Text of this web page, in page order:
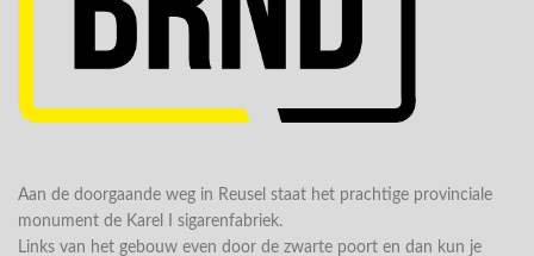
Aan de doorgaande weg in Reusel staat het prachtige provinciale
monument de Karel I sigarenfabriek.
Links van het gebouw even door de zwarte poort en dan kun je